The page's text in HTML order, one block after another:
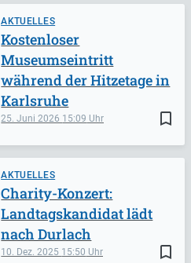
AKTUELLES
bookmark_border
25. Juni 2026 15:09
Kostenloser
Museumseintritt
während der Hitzetage in
Karlsruhe
AKTUELLES
bookmark_border
10. Dez. 2025 15:50
Charity-Konzert:
Landtagskandidat lädt
nach Durlach